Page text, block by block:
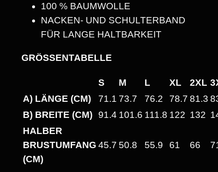
I
U
N
D
H
A
100 % BAUMWOLLE
NACKEN- UND SCHULTERBAND
FÜR LANGE HALTBARKEIT
GRÖSSENTABELLE
S M L XL 2XL
A) LÄNGE (CM)
71.1 73.7 76.2 78.7 81.3
B) BREITE (CM)
91.4 101.6 111.8 122 132
HALBER
BRUSTUMFANG
(CM)
45.7 50.8 55.9 61 66